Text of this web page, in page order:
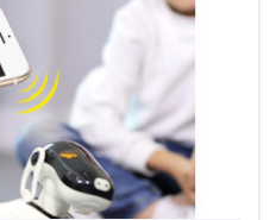
в удивительный мир